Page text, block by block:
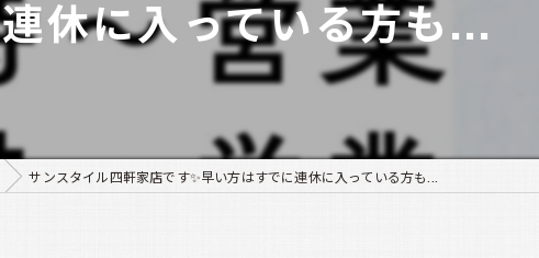
リーズナブル
休に入っている方も...
サンスタイル四軒家店です✨早い方はすでに連休に入っている方も...